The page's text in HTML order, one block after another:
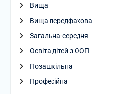
Вища
Вища передфахова
Загальна-середня
Освіта дітей з ООП
Позашкільна
Професійна